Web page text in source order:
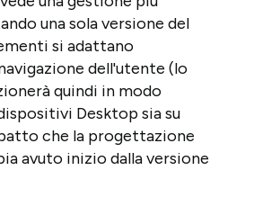
una sola versione del
si adattano
dell'utente (lo
quindi in modo
Desktop sia su
che la progettazione
avuto inizio dalla versione